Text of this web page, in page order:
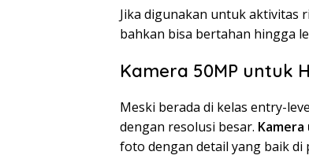
Jika digunakan untuk aktivitas
bahkan bisa bertahan hingga
Kamera 50MP untuk
Meski berada di kelas entry-
dengan resolusi besar. Kamera
foto dengan detail yang baik di